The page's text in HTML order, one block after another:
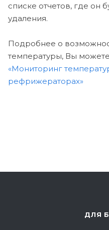
списке отчетов, где он
удаления.
Подробнее о
температуры, Вы
«Мониторинг
рефрижераторах»
ДЛЯ